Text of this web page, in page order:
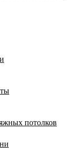
потолков